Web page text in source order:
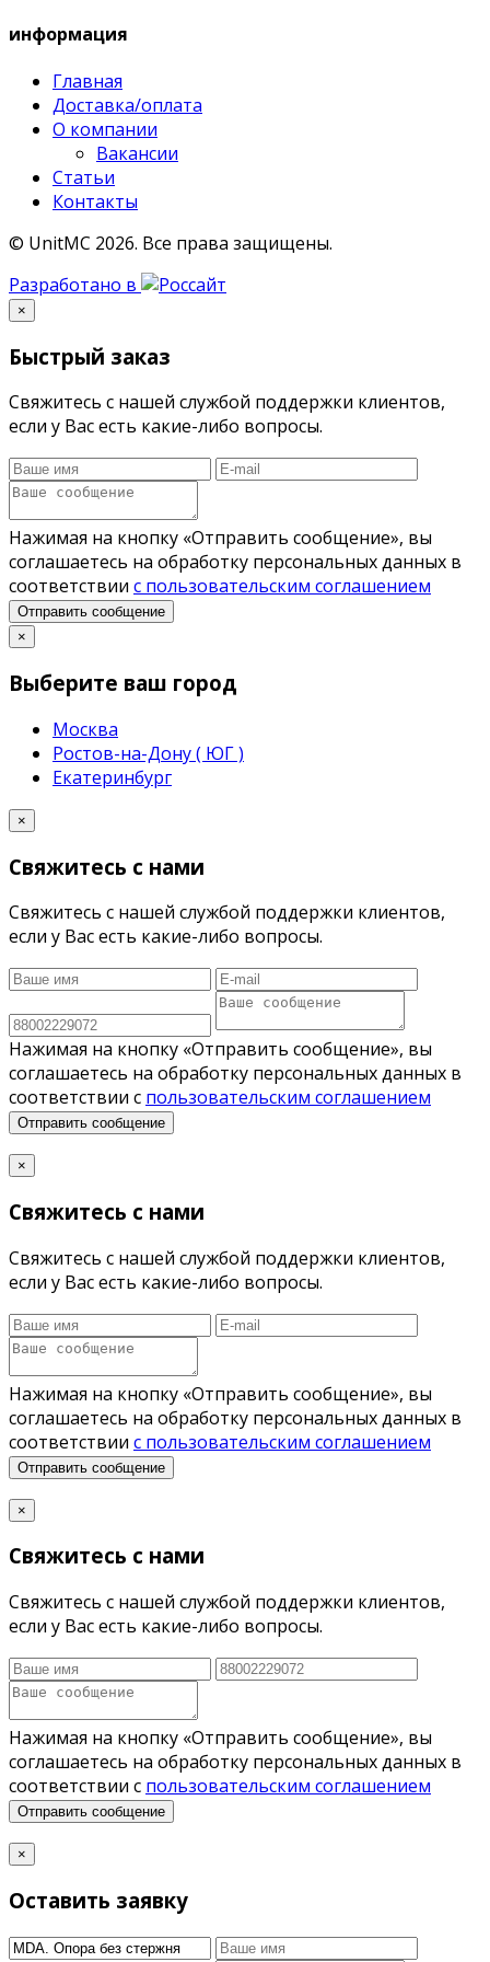
информация
Главная
Доставка/оплата
О компании
Вакансии
Статьи
Контакты
© UnitMC 2026. Все права защищены.
Разработано в
×
Быстрый заказ
Свяжитесь с нашей службой поддержки клиентов,
если у Вас есть какие-либо вопросы.
Нажимая на кнопку «Отправить сообщение», вы
соглашаетесь на обработку персональных данных в
соответствии с пользовательским соглашением
Отправить сообщение
×
Выберите ваш город
Москва
Ростов-на-Дону ( ЮГ )
Екатеринбург
×
Свяжитесь с нами
Свяжитесь с нашей службой поддержки клиентов,
если у Вас есть какие-либо вопросы.
Нажимая на кнопку «Отправить сообщение», вы
соглашаетесь на обработку персональных данных в
соответствии с пользовательским соглашением
Отправить сообщение
×
Свяжитесь с нами
Свяжитесь с нашей службой поддержки клиентов,
если у Вас есть какие-либо вопросы.
Нажимая на кнопку «Отправить сообщение», вы
соглашаетесь на обработку персональных данных в
соответствии с пользовательским соглашением
Отправить сообщение
×
Свяжитесь с нами
Свяжитесь с нашей службой поддержки клиентов,
если у Вас есть какие-либо вопросы.
Нажимая на кнопку «Отправить сообщение», вы
соглашаетесь на обработку персональных данных в
соответствии с пользовательским соглашением
Отправить сообщение
×
Оставить заявку